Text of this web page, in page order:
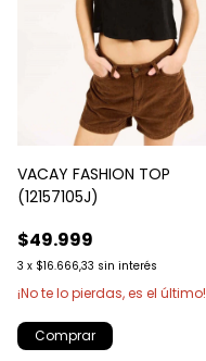
VACAY FASHION TOP
(12157105J)
$49.999
3 x $16.666,33 sin interés
¡No te lo pierdas, es el último!
Comprar